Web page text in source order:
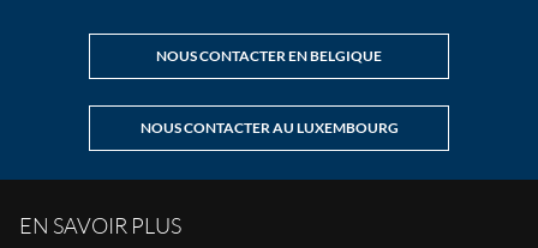
NOUS CONTACTER EN BELGIQUE
NOUS CONTACTER AU LUXEMBOURG
EN SAVOIR PLUS